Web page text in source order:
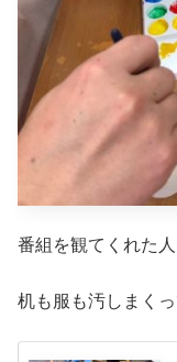
番組を観てくれた
机も服も汚しまく